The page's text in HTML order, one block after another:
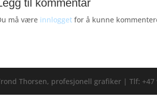
til kommentar
må være innlogget for å kunne
Thorsen, profesjonell grafiker | Tlf: +47